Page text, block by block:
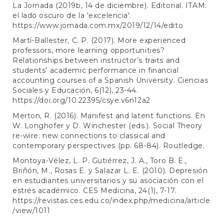
La Jornada (2019b, 14 de diciembre). Editorial. ITAM:
el lado oscuro de la 'excelencia'.
https://www.jornada.com.mx/2019/12/14/edito
Martí-Ballester, C. P. (2017). More experienced
professors, more learning opportunities?
Relationships between instructor’s traits and
students’ academic performance in financial
accounting courses of a Spanish University. Ciencias
Sociales y Educación, 6(12), 23-44.
https://doi.org/10.22395/csye.v6n12a2
Merton, R. (2016). Manifest and latent functions. En
W. Longhofer y D. Winchester (eds.). Social Theory
re-wire: new connections to classical and
contemporary perspectives (pp. 68-84). Routledge.
Montoya-Vélez, L. P. Gutiérrez, J. A., Toro B. E.,
Briñón, M., Rosas E. y Salazar L. E. (2010). Depresión
en estudiantes universitarios y su asociación con el
estrés académico. CES Medicina, 24(1), 7-17.
https://revistas.ces.edu.co/index.php/medicina/article
/view/1011